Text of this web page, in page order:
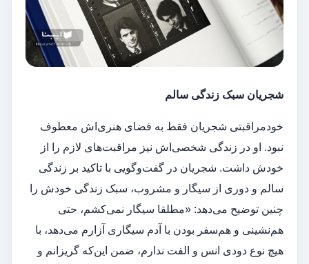
شجریان سبک زندگی سالم
خودمراقبتی شجریان فقط به فضای هنری‌اش معطوف
نبود. او در زندگی شخصی‌اش نیز مراقبت‌های لازم را از
خودش داشت. شجریان در گفت‌وگویی با تاکید بر زندگی
سالم و دوری از سیگار و مشروب، سبک زندگی خودش را
چنین توضیح می‌دهد: «مطلقا سیگار نمی‌کشم، حتی
هم‌نشینی و هم‌سفر بودن با آدم سیگاری آزارم می‌دهد، با
هیچ نوع دودی انس و الفت ندارم، ضمن این‌که گریزانم و